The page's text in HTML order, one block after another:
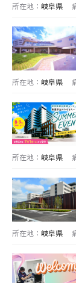
所在地： 岐阜県
所在地： 岐阜県
所在地： 岐阜県
所在地： 岐阜県